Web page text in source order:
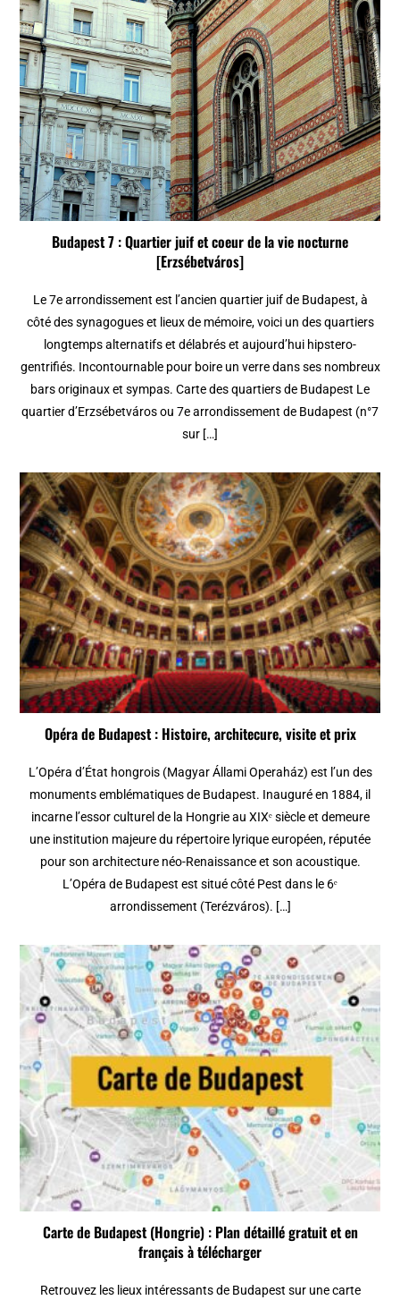
Budapest 7 : Quartier juif et coeur de la vie nocturne
[Erzsébetváros]
Le 7e arrondissement est l’ancien quartier juif de Budapest, à
côté des synagogues et lieux de mémoire, voici un des quartiers
longtemps alternatifs et délabrés et aujourd’hui hipstero-
gentrifiés. Incontournable pour boire un verre dans ses nombreux
bars originaux et sympas. Carte des quartiers de Budapest Le
quartier d’Erzsébetváros ou 7e arrondissement de Budapest (n°7
sur […]
Opéra de Budapest : Histoire, architecure, visite et prix
L’Opéra d’État hongrois (Magyar Állami Operaház) est l’un des
monuments emblématiques de Budapest. Inauguré en 1884, il
incarne l’essor culturel de la Hongrie au XIXᵉ siècle et demeure
une institution majeure du répertoire lyrique européen, réputée
pour son architecture néo-Renaissance et son acoustique.
L’Opéra de Budapest est situé côté Pest dans le 6ᵉ
arrondissement (Terézváros). […]
Carte de Budapest (Hongrie) : Plan détaillé gratuit et en
français à télécharger
Retrouvez les lieux intéressants de Budapest sur une carte